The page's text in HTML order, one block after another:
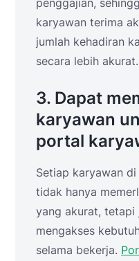
karyawan terima
jumlah kehadiran
secara lebih akurat.
3. Dapat
karyawan
portal
Setiap karyawan
tidak hanya
yang akurat, tetapi
mengakses
selama bekerja.